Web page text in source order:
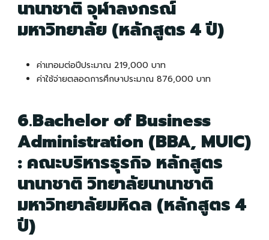
นานาชาติ จุฬาลงกรณ์
มหาวิทยาลัย (หลักสูตร 4 ปี)
ค่าเทอมต่อปีประมาณ 219,000 บาท
ค่าใช้จ่ายตลอดการศึกษาประมาณ 876,000 บาท
6.Bachelor of Business
Administration (BBA, MUIC)
: คณะบริหารธุรกิจ หลักสูตร
นานาชาติ วิทยาลัยนานาชาติ
มหาวิทยาลัยมหิดล (หลักสูตร 4
ปี)